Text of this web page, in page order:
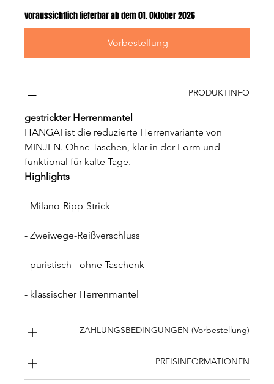
voraussichtlich lieferbar ab dem 01. Oktober 2026
Vorbestellung
PRODUKTINFO
gestrickter Herrenmantel
HANGAI ist die reduzierte Herrenvariante von
MINJEN. Ohne Taschen, klar in der Form und
funktional für kalte Tage.
Highlights
- Milano-Ripp-Strick
- Zweiwege-Reißverschluss
- puristisch - ohne Taschenk
- k lassischer Herrenmantel
ZAHLUNGSBEDINGUNGEN (Vorbestellung)
PREISINFORMATIONEN